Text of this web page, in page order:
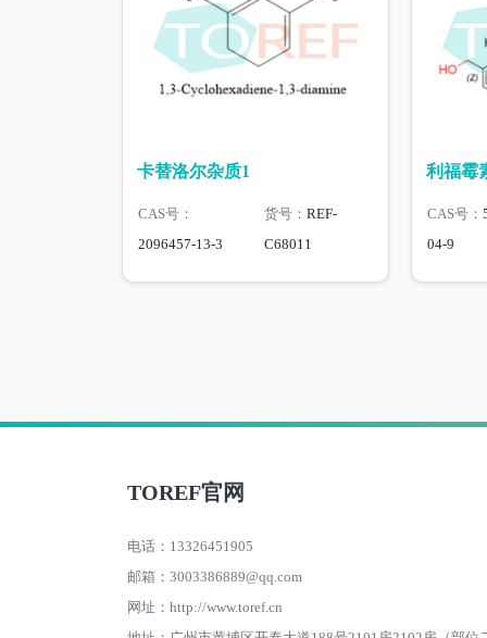
卡替洛尔杂质1
CAS号：
2096457-13-3
货号： REF-
C68011
利福霉
CAS号：
04-9
TOREF官网
电话：13326451905
邮箱：3003386889@qq.com
网址：http://www.toref.cn